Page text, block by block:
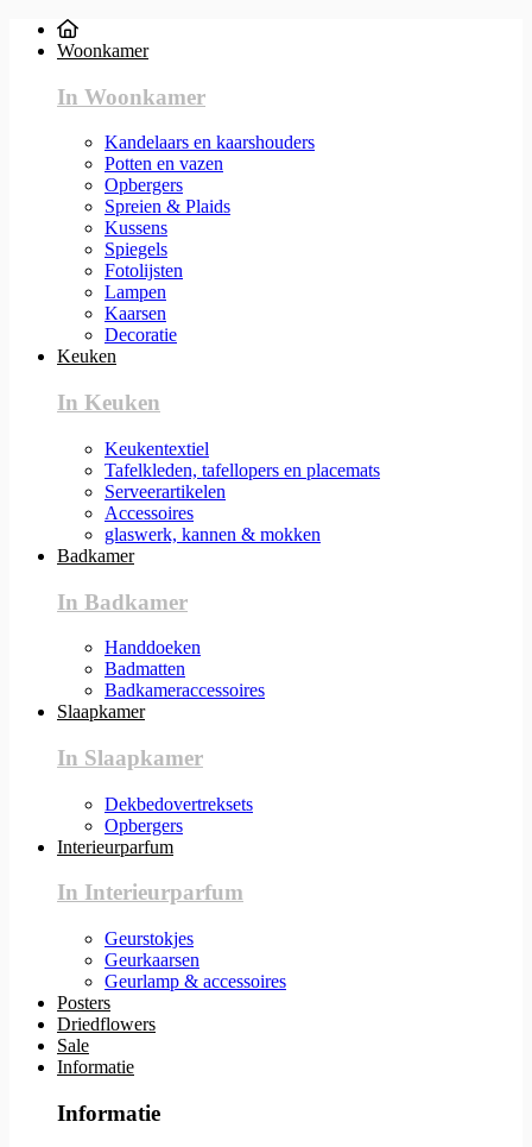
Woonkamer
In Woonkamer
Kandelaars en kaarshouders
Potten en vazen
Opbergers
Spreien & Plaids
Kussens
Spiegels
Fotolijsten
Lampen
Kaarsen
Decoratie
Keuken
In Keuken
Keukentextiel
Tafelkleden, tafellopers en placemats
Serveerartikelen
Accessoires
glaswerk, kannen & mokken
Badkamer
In Badkamer
Handdoeken
Badmatten
Badkameraccessoires
Slaapkamer
In Slaapkamer
Dekbedovertreksets
Opbergers
Interieurparfum
In Interieurparfum
Geurstokjes
Geurkaarsen
Geurlamp & accessoires
Posters
Driedflowers
Sale
Informatie
Informatie